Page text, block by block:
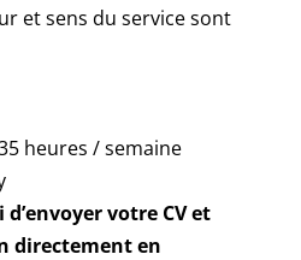
et sens du service sont
heures / semaine
votre CV et
directement en